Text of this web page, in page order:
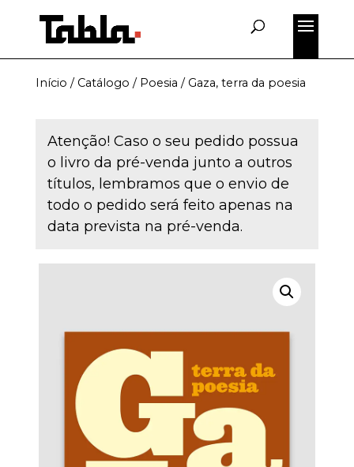
Início / Catálogo / Poesia / Gaza, terra da poesia
Atenção! Caso o seu pedido possua
o livro da pré-venda junto a outros
títulos, lembramos que o envio de
todo o pedido será feito apenas na
data prevista na pré-venda.